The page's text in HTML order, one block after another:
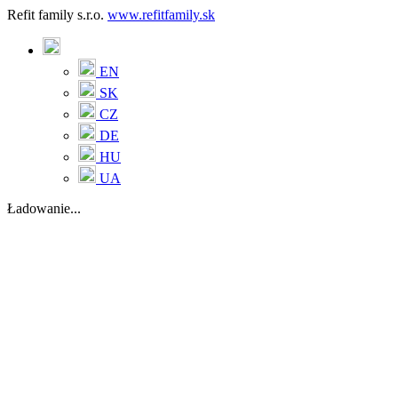
Refit family s.r.o. www.refitfamily.sk
EN
SK
CZ
DE
HU
UA
Ładowanie...